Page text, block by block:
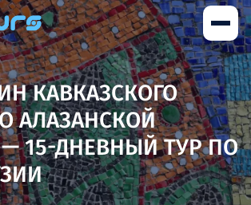
КАВКАЗСКОГО
АЛАЗАНСКОЙ
15-ДНЕВНЫЙ ТУР ПО